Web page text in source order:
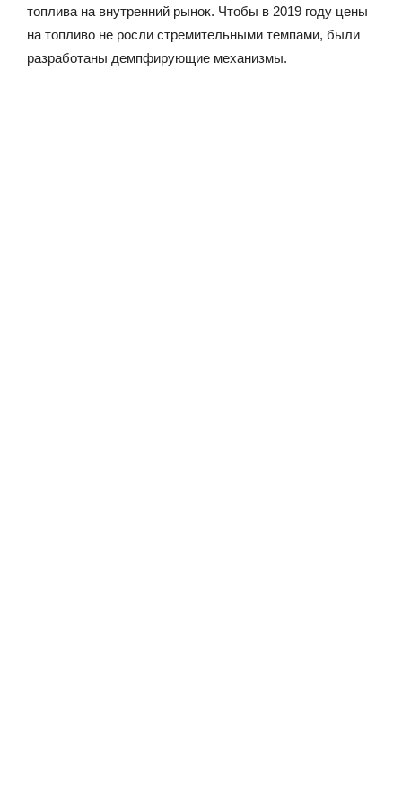
топлива на внутренний рынок. Чтобы в 2019 году цены
на топливо не росли стремительными темпами, были
разработаны демпфирующие механизмы.